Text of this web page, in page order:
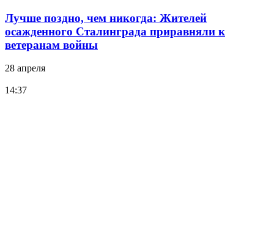
Лучше поздно, чем никогда: Жителей
осажденного Сталинграда приравняли к
ветеранам войны
28 апреля
14:37